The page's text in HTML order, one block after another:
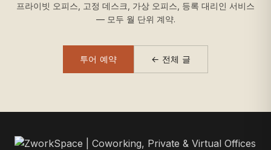
프라이빗 오피스, 고정 데스크, 가상 오피스, 등록 대리인 서비스
— 모두 월 단위 계약.
투어 예약 ← 전체 글